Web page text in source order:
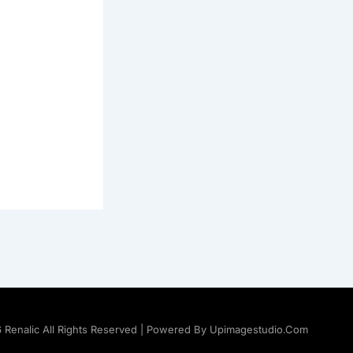
All Rights Reserved | Powered By Upimagestudio.com